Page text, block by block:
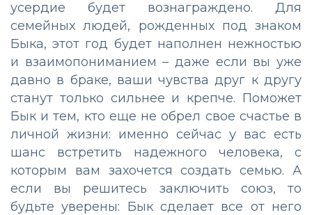
усердие будет вознаграждено. Для
семейных людей, рожденных под знаком
Быка, этот год будет наполнен нежностью
и взаимопониманием – даже если вы уже
давно в браке, ваши чувства друг к другу
станут только сильнее и крепче. Поможет
Бык и тем, кто еще не обрел свое счастье в
личной жизни: именно сейчас у вас есть
шанс встретить надежного человека, с
которым вам захочется создать семью. А
если вы решитесь заключить союз, то
будьте уверены: Бык сделает все от него